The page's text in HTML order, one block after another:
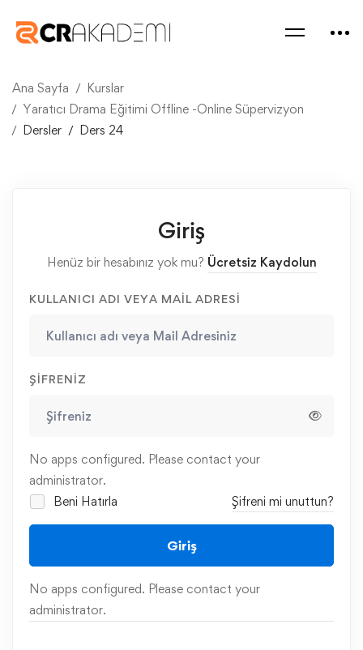
Ana Sayfa
Kurslar
Yaratıcı Drama Eğitimi Offline -Online Süpervizyon
Dersler
Ders 24
Giriş
Henüz bir hesabınız yok mu? Ücretsiz Kaydolun
KULLANICI ADI VEYA MAIL ADRESI
ŞIFRENIZ
No apps configured. Please contact your
administrator.
Beni Hatırla
Şifreni mi unuttun?
Giriş
No apps configured. Please contact your
administrator.